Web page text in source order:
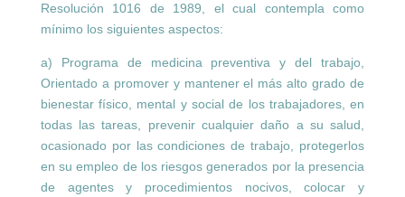
Resolución 1016 de 1989, el cual contempla como
mínimo los siguientes aspectos:
a) Programa de medicina preventiva y del trabajo,
Orientado a promover y mantener el más alto grado de
bienestar físico, mental y social de los trabajadores, en
todas las tareas, prevenir cualquier daño a su salud,
ocasionado por las condiciones de trabajo, protegerlos
en su empleo de los riesgos generados por la presencia
de agentes y procedimientos nocivos, colocar y